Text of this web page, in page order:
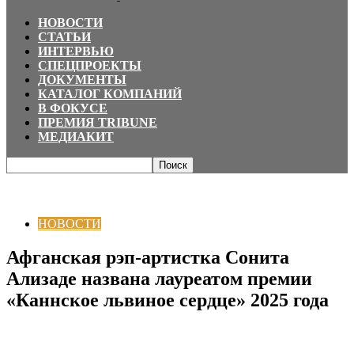
НОВОСТИ
СТАТЬИ
ИНТЕРВЬЮ
СПЕЦПРОЕКТЫ
ДОКУМЕНТЫ
КАТАЛОГ КОМПАНИЙ
В ФОКУСЕ
ПРЕМИЯ TRIBUNE
МЕДИАКИТ
НОВОСТИ
Афганская рэп-артистка Сонита
Ализаде названа лауреатом премии
«Каннское львиное сердце» 2025 года